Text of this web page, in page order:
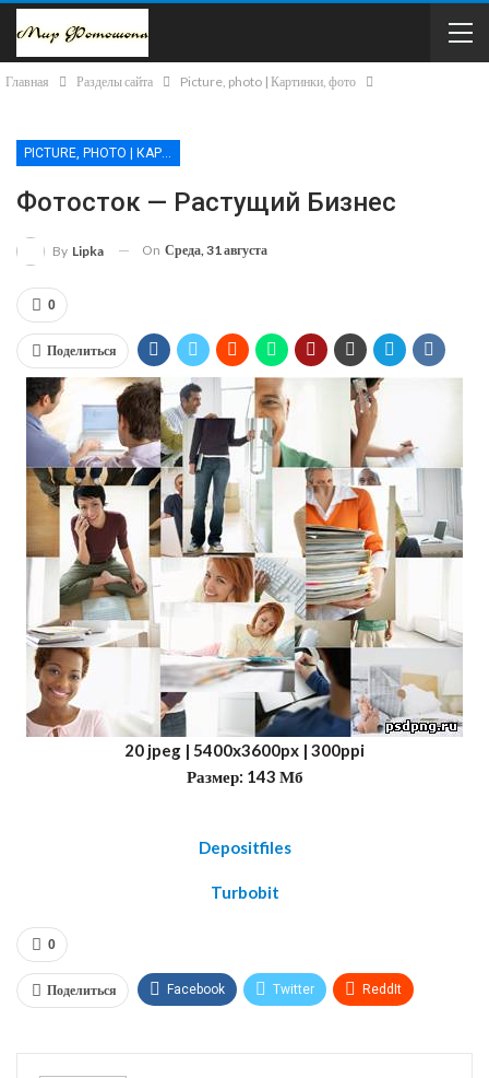
Главная Разделы сайта Picture, photo | Картинки, фото
Фотосток — Растущий Бизнес
By Lipka On Среда, 31 августа
0
Поделиться
20 jpeg | 5400x3600px | 300ppi
Размер: 143 Мб
Depositfiles
Turbobit
0
Поделиться Facebook Twitter ReddIt